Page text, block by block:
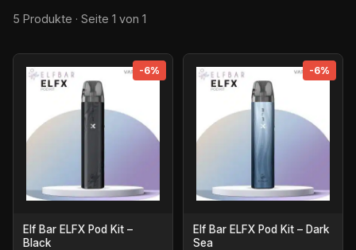
5 Produkte · Seite 1 von 1
-6%
Elf Bar ELFX Pod Kit –
Black
-6%
Elf Bar ELFX Pod Kit – Dark
Sea